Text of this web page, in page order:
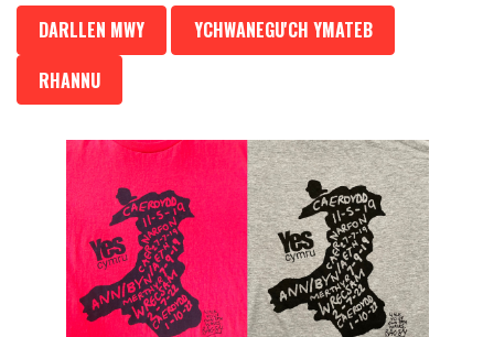
DARLLEN MWY
YCHWANEGU'CH YMATEB
RHANNU